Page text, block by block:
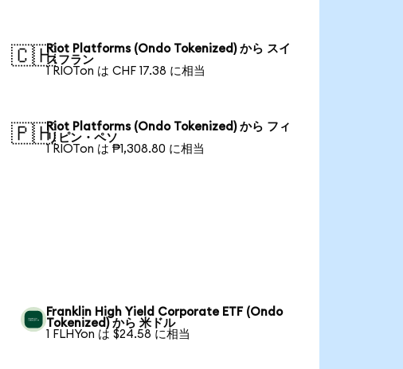
🇨🇭Riot Platforms (Ondo Tokenized) から スイ
スフラン
1 RIOTon は CHF 17.38 に相当
🇵🇭Riot Platforms (Ondo Tokenized) から フィ
リピン・ペソ
1 RIOTon は ₱1,308.80 に相当
Franklin High Yield Corporate ETF (Ondo
Tokenized) から 米ドル
1 FLHYon は $24.58 に相当